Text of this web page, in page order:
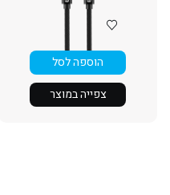
הוספה לסל
צפייה במוצר